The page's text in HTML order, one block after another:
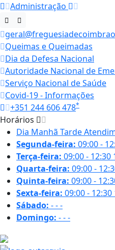
Administração
Queimas e Queimadas
Dia da Defesa Nacional
Autoridade Nacional de
Serviço Nacional de Saúde
Covid-19 - Informações
+351 244 606 478*
Horários
Dia Manhã Tarde
Segunda-feira: 09:00 -
Terça-feira: 09:00 - 12:30
Quarta-feira: 09:00 -
Quinta-feira: 09:00 -
Sexta-feira: 09:00 - 12:30
Sábado: ---
Domingo: ---